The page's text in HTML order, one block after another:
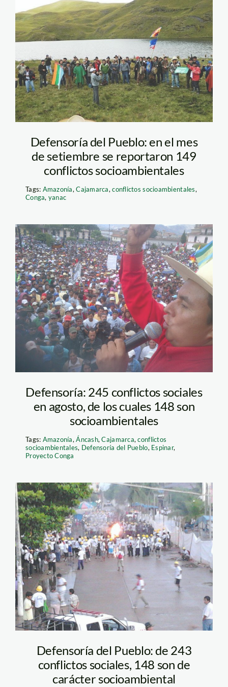
conga_rpp
Defensoría del Pueblo: en el mes
de setiembre se reportaron 149
conflictos socioambientales
Tags: Amazonía,Cajamarca,conflictos socioambientales,
Conga, yanac
conga_marcoArana4
Defensoría: 245 conflictos sociales
en agosto, de los cuales 148 son
socioambientales
Tags: Amazonía,Áncash,Cajamarca,conflictos
socioambientales, Defensoría del Pueblo, Espinar,
Proyecto Conga
Defensoría del Pueblo: de 243
conflictos sociales, 148 son de
carácter socioambiental